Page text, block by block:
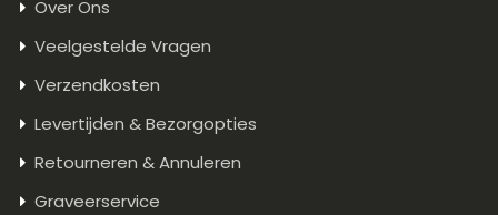
Over Ons
Veelgestelde Vragen
Verzendkosten
Levertijden & Bezorgopties
Retourneren & Annuleren
Graveerservice